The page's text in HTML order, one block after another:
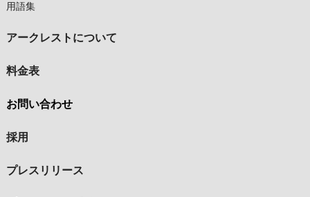
用語集
アークレストについて
料金表
お問い合わせ
採用
プレスリリース